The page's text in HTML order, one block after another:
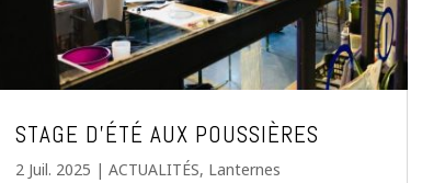
STAGE D’ÉTÉ AUX POUSSIÈRES
2 Juil. 2025 | ACTUALITÉS, Lanternes